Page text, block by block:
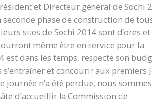
et Directeur général de Sochi
phase de construction de
sites de Sochi 2014 sont d’ores
même être en service pour la
est dans les temps, respecte son
et concourir aux premiers
journée n’a été perdue, nous sommes
d’accueillir la Commission de